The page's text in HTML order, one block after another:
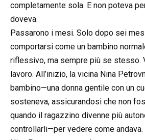
completamente sola. E non poteva
doveva.
Passarono i mesi. Solo dopo sei
comportarsi come un bambino
riflessivo, ma sempre più se stesso.
lavoro. All’inizio, la vicina Nina
bambino—una donna gentile con un
sosteneva, assicurandosi che non
quando il ragazzino divenne più
controllarli—per vedere come andava.